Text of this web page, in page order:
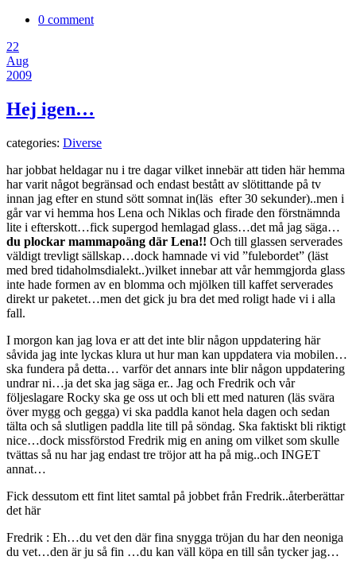
0 comment
22
Aug
2009
Hej igen…
categories: Diverse
har jobbat heldagar nu i tre dagar vilket innebär att tiden här hemma
har varit något begränsad och endast bestått av slötittande på tv
innan jag efter en stund sött somnat in(läs efter 30 sekunder)..men i
går var vi hemma hos Lena och Niklas och firade den förstnämnda
lite i efterskott…fick supergod hemlagad glass…det må jag säga…
du plockar mammapoäng där Lena!! Och till glassen serverades
väldigt trevligt sällskap…dock hamnade vi vid ”fulebordet” (läst
med bred tidaholmsdialekt..)vilket innebar att vår hemmgjorda glass
inte hade formen av en blomma och mjölken till kaffet serverades
direkt ur paketet…men det gick ju bra det med roligt hade vi i alla
fall.
I morgon kan jag lova er att det inte blir någon uppdatering här
såvida jag inte lyckas klura ut hur man kan uppdatera via mobilen…
ska fundera på detta… varför det annars inte blir någon uppdatering
undrar ni…ja det ska jag säga er.. Jag och Fredrik och vår
följeslagare Rocky ska ge oss ut och bli ett med naturen (läs svära
över mygg och gegga) vi ska paddla kanot hela dagen och sedan
tälta och så slutligen paddla lite till på söndag. Ska faktiskt bli riktigt
nice…dock missförstod Fredrik mig en aning om vilket som skulle
tvättas så nu har jag endast tre tröjor att ha på mig..och INGET
annat…
Fick dessutom ett fint litet samtal på jobbet från Fredrik..återberättar
det här
Fredrik : Eh…du vet den där fina snygga tröjan du har den neoniga
du vet…den är ju så fin …du kan väll köpa en till sån tycker jag…